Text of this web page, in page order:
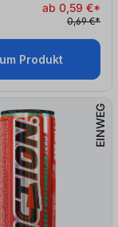
ab 0,59 €*
0,69 €*
Produkt
EINWEG